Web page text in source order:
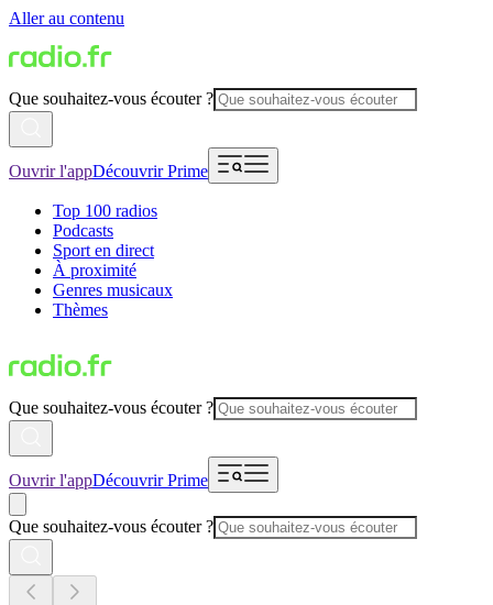
Aller au contenu
Que souhaitez-vous écouter ?
Ouvrir l'appDécouvrir Prime
Top 100 radios
Podcasts
Sport en direct
À proximité
Genres musicaux
Thèmes
Que souhaitez-vous écouter ?
Ouvrir l'appDécouvrir Prime
Que souhaitez-vous écouter ?